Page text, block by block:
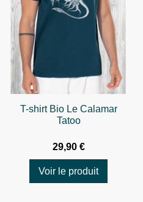
T-shirt Bio Le Calamar
Tatoo
29,90 €
Voir le produit